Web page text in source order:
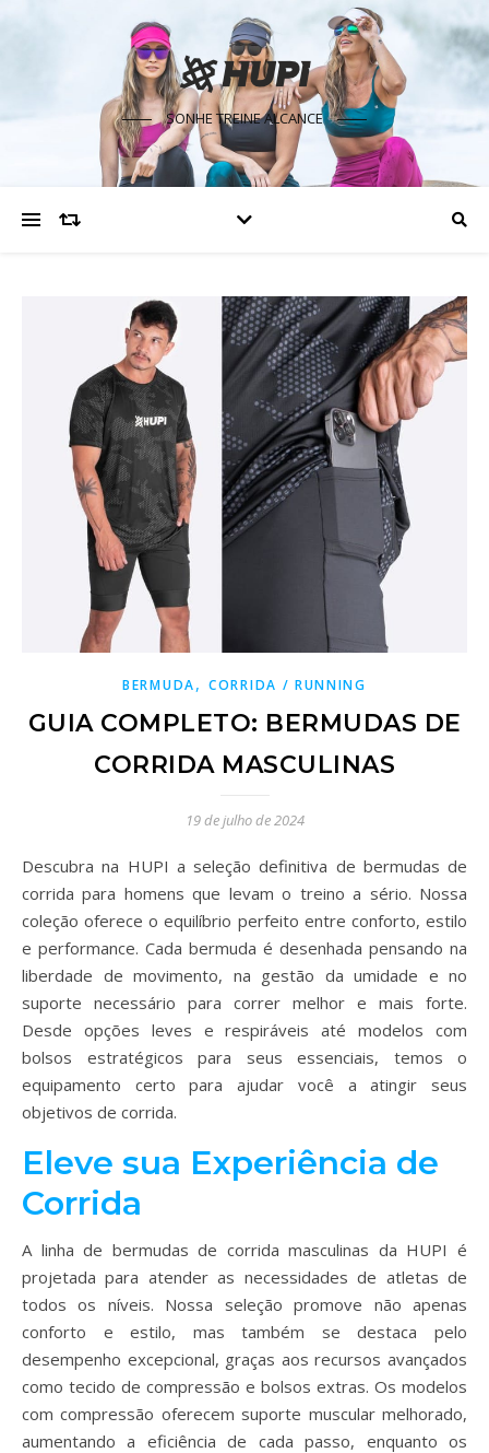
SONHE TREINE ALCANCE
BERMUDA, CORRIDA / RUNNING
GUIA COMPLETO: BERMUDAS DE
CORRIDA MASCULINAS
19 de julho de 2024
Descubra na HUPI a seleção definitiva de bermudas de
corrida para homens que levam o treino a sério. Nossa
coleção oferece o equilíbrio perfeito entre conforto, estilo
e performance. Cada bermuda é desenhada pensando na
liberdade de movimento, na gestão da umidade e no
suporte necessário para correr melhor e mais forte.
Desde opções leves e respiráveis até modelos com
bolsos estratégicos para seus essenciais, temos o
equipamento certo para ajudar você a atingir seus
objetivos de corrida.
Eleve sua Experiência de
Corrida
A linha de bermudas de corrida masculinas da HUPI é
projetada para atender as necessidades de atletas de
todos os níveis. Nossa seleção promove não apenas
conforto e estilo, mas também se destaca pelo
desempenho excepcional, graças aos recursos avançados
como tecido de compressão e bolsos extras. Os modelos
com compressão oferecem suporte muscular melhorado,
aumentando a eficiência de cada passo, enquanto os